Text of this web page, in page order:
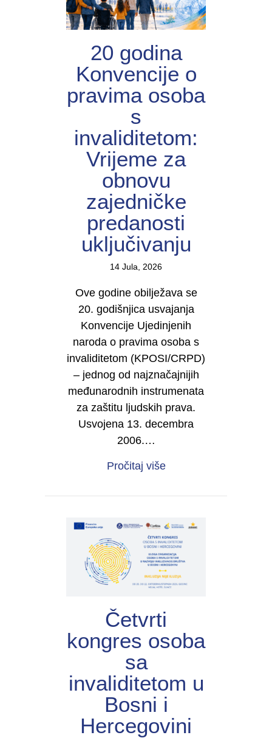
20 godina
Konvencije o
pravima osoba
s
invaliditetom:
Vrijeme za
obnovu
zajedničke
predanosti
uključivanju
14 Jula, 2026
Ove godine obilježava se
20. godišnjica usvajanja
Konvencije Ujedinjenih
naroda o pravima osoba s
invaliditetom (KPOSI/CRPD)
– jednog od najznačajnijih
međunarodnih instrumenata
za zaštitu ljudskih prava.
Usvojena 13. decembra
2006.…
Pročitaj višeabout 20 godina
Četvrti
kongres osoba
sa
invaliditetom u
Bosni i
Hercegovini